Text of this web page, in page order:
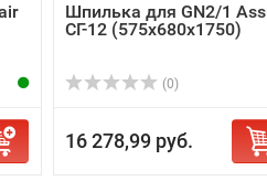
Шпилька для GN2/1
СГ-12 (575х680х1750)
(0)
16 278,99 руб.